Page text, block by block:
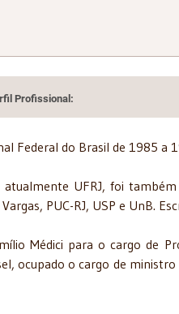
Profissional:
Federal do Brasil de 1985 a
UFRJ, foi
PUC-RJ, USP e UnB.
Médici para o cargo de
ocupado o cargo de